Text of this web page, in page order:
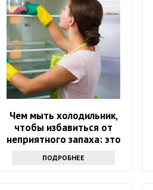
Чем мыть холодильник,
чтобы избавиться от
неприятного запаха: это
ПОДРОБНЕЕ